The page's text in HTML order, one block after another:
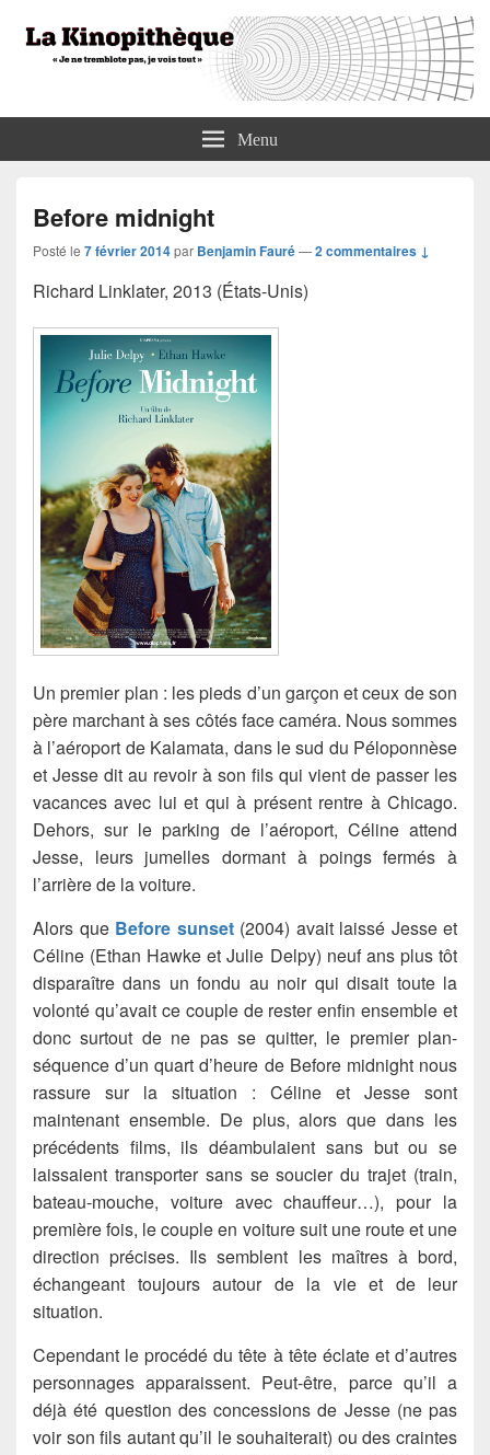
La KinopithèqueMenu
Before midnight
Posté le 7 février 2014par Benjamin Fauré—2 commentaires ↓
Richard Linklater, 2013 (États-Unis)
Un premier plan : les pieds d’un garçon et ceux de son
père marchant à ses côtés face caméra. Nous sommes
à l’aéroport de Kalamata, dans le sud du Péloponnèse
et Jesse dit au revoir à son fils qui vient de passer les
vacances avec lui et qui à présent rentre à Chicago.
Dehors, sur le parking de l’aéroport, Céline attend
Jesse, leurs jumelles dormant à poings fermés à
l’arrière de la voiture.
Alors que Before sunset(2004) avait laissé Jesse et
Céline (Ethan Hawke et Julie Delpy) neuf ans plus tôt
disparaître dans un fondu au noir qui disait toute la
volonté qu’avait ce couple de rester enfin ensemble et
donc surtout de ne pas se quitter, le premier plan-
séquence d’un quart d’heure de Before midnight nous
rassure sur la situation : Céline et Jesse sont
maintenant ensemble. De plus, alors que dans les
précédents films, ils déambulaient sans but ou se
laissaient transporter sans se soucier du trajet (train,
bateau-mouche, voiture avec chauffeur…), pour la
première fois, le couple en voiture suit une route et une
direction précises. Ils semblent les maîtres à bord,
échangeant toujours autour de la vie et de leur
situation.
Cependant le procédé du tête à tête éclate et d’autres
personnages apparaissent. Peut-être, parce qu’il a
déjà été question des concessions de Jesse (ne pas
voir son fils autant qu’il le souhaiterait) ou des craintes